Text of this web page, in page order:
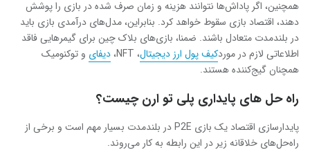
همچنین، اگر پاداش‌ها نتوانند هزینه و زمان صرف شده در بازی را پوشش
دهند، اقتصاد بازی سقوط خواهد کرد. بنابراین، مدل‌های درآمدی بازی باید
در بلندمدت متعادل باشند. ضمنا، بازی‌های بلاک چین برای گیمرهایی فاقد
اطلاعاتی لازم در موردکیف پول ارز دیجیتال، NFT، دیفای و توکنومیک
همچنان گیج‌کننده هستند.
راه حل های پایداری پلی تو ارن چیست؟
پایدارسازی اقتصاد یک بازی P2E در بلندمدت بسیار مهم است و برخی از
راه‌حل‌های خلاقانه زیر در این رابطه به کار می‌روند.